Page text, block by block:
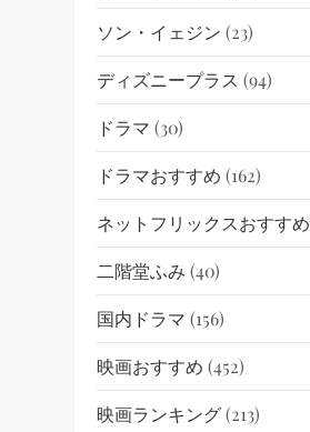
ソン・イェジン (23)
ディズニープラス (94)
ドラマ (30)
ドラマおすすめ (162)
ネットフリックスおすすめ
二階堂ふみ (40)
国内ドラマ (156)
映画おすすめ (452)
映画ランキング(213)